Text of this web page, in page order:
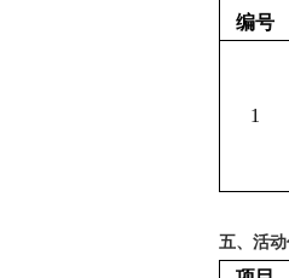
编号
1
五、活